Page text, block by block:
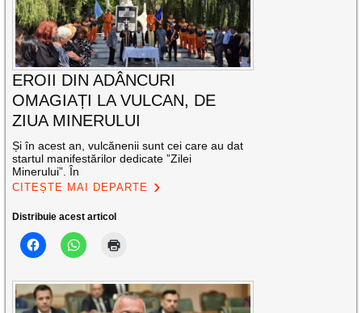
EROII DIN ADÂNCURI
OMAGIAȚI LA VULCAN, DE
ZIUA MINERULUI
Și în acest an, vulcănenii sunt cei care au dat
startul manifestărilor dedicate ”Zilei
Minerului”. În
CITEȘTE MAI DEPARTE
Distribuie acest articol